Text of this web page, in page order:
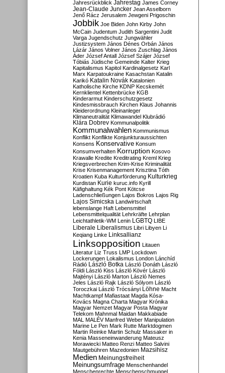
Jahresrückblick Jahrestag James Corney
Jean-Claude Juncker Jean Asselborn
Jenő Rácz Jerusalem Jewgeni Prigoschin
Jobbik Joe Biden John Kirby John
McCain Judentum Judith Sargentini Judit
Varga Jugendschutz Jungwähler
Justizsystem János Dénes Orbán János
Lázár János Volner János Zuschlag János
Áder József Antall József Szájer József
Tóbiás Jüdische Gemeinde Kalter Krieg
Kapitalismus Kapitol Kardinalgesetz Karl
Marx Karpatoukraine Kasachstan Katalin
Karikó Katalin Novák Katalonien
Katholische Kirche KDNP Kecskemét
Kernklientel Kettenbrücke KGB
Kinderarmut Kinderschutzgesetz
Kindesmissbrauch Kirchen Klaus Johannis
Kleiderordnung Kleinanleger
Klimaneutralität Klimawandel Klubrádió
Klára Dobrev Kommunalpolitik
Kommunalwahlen Kommunismus
Konflikt Konflikte Konjunkturaussichten
Konsens Konservative Konsum
Konsumverhalten Korruption Kosovo
Krawalle Kredite Kreditrating Kreml Krieg
Kriegsverbrechen Krim-Krise Kriminalität
Krise Krisenmanagement Krisztina Tóth
Kroatien Kuba Kulturförderung Kulturkrieg
Kurdistan Kurie kuruc.info Kyrill
Käfighaltung Kék Pont Kötcse
Ladenschließungen Lajos Bokros Lajos Rig
Lajos Simicska Landwirtschaft
lebenslange Haft Lebensmittel
Lebensmittelqualität Lehrkräfte Lehrplan
Leichtathletik-WM Lenin LGBTQ LIBE
Liberale Liberalismus Libri Libyen Li
Keqiang Linke Linksallianz
Linksopposition Litauen
Literatur Liz Truss LMP Lockdown
Lockerungen Lokalismus London Lánchíd
Rádió
László Botka László Donáth László
Földi László Kiss László Kövér László
Majtényi László Marton László Nemes
Jeles László Rajk László Sólyom László
Toroczkai László Trócsányi Löhne Macht
Machtkampf Mafiastaat Magda Kósa-
Kovács Magna Charta Magyar Krónika
Magyar Nemzet Magyar Posta Magyar
Telekom Mahnmal Maidan Makkabiade
MAL MALÉV Manfred Weber Manipulation
Marine Le Pen Mark Rutte Marktdogmen
Martin Reinke Martin Schulz Massaker in
Kenia Masseneinwanderung Mateusz
Morawiecki Matteo Renzi Matteo Salvini
Mautgebühren Mazedonien Mazsihisz
Medien Meinungsfreiheit
Meinungsumfrage Menschenhandel
Menschenrechte Menschenschmuggel